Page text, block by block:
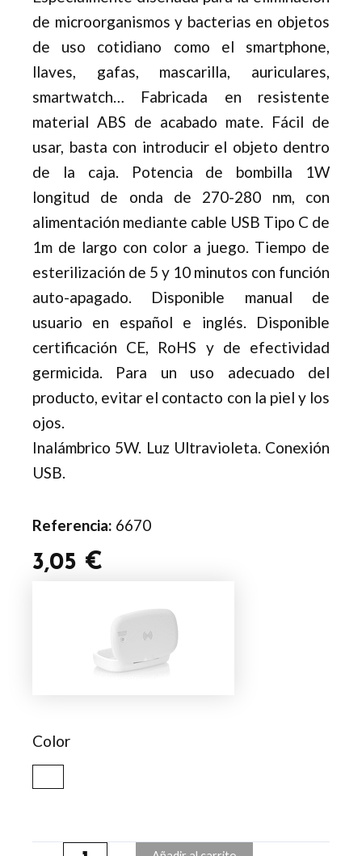
de microorganismos y bacterias en objetos
de uso cotidiano como el smartphone,
llaves, gafas, mascarilla, auriculares,
smartwatch… Fabricada en resistente
material ABS de acabado mate. Fácil de
usar, basta con introducir el objeto dentro
de la caja. Potencia de bombilla 1W
longitud de onda de 270-280 nm, con
alimentación mediante cable USB Tipo C de
1m de largo con color a juego. Tiempo de
esterilización de 5 y 10 minutos con función
auto-apagado. Disponible manual de
usuario en español e inglés. Disponible
certificación CE, RoHS y de efectividad
germicida. Para un uso adecuado del
producto, evitar el contacto con la piel y los
ojos.
Inalámbrico 5W. Luz Ultravioleta. Conexión
USB.
Referencia: 6670
3,05 €
Color
Esterilizadora